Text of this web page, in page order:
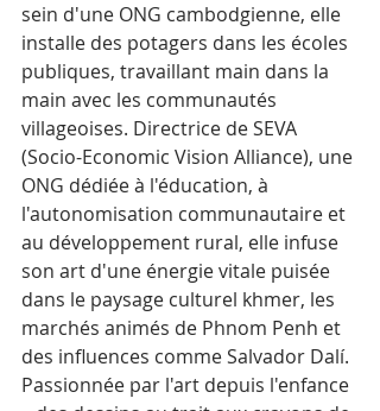
sein d'une ONG cambodgienne, elle
installe des potagers dans les écoles
publiques, travaillant main dans la
main avec les communautés
villageoises. Directrice de SEVA
(Socio-Economic Vision Alliance), une
ONG dédiée à l'éducation, à
l'autonomisation communautaire et
au développement rural, elle infuse
son art d'une énergie vitale puisée
dans le paysage culturel khmer, les
marchés animés de Phnom Penh et
des influences comme Salvador Dalí.
Passionnée par l'art depuis l'enfance